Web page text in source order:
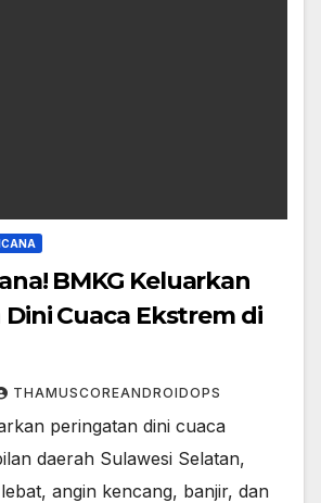
BMKG Keluarkan
Cuaca Ekstrem di
THAMUSCOREANDROIDOPS
peringatan dini cuaca
daerah Sulawesi Selatan,
angin kencang, banjir, dan